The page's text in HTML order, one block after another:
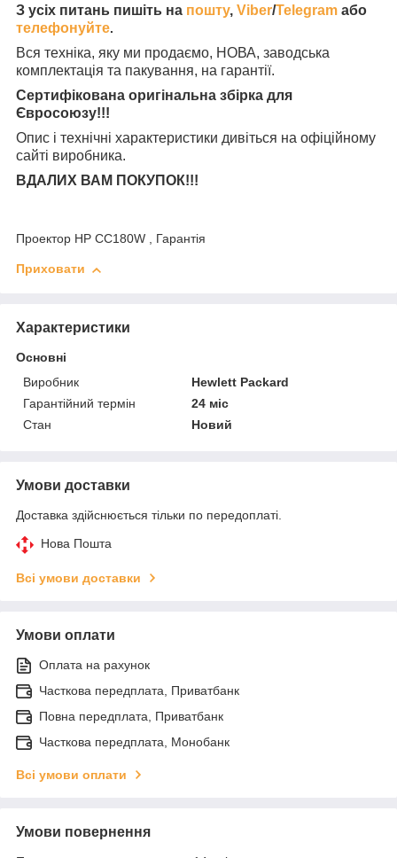
З усіх питань пишіть на пошту, Viber/Telegram або
телефонуйте.
Вся техніка, яку ми продаємо, НОВА, заводська
комплектація та пакування, на гарантії.
Сертифікована оригінальна збірка для
Євросоюзу!!!
Опис і технічні характеристики дивіться на офіційному
сайті виробника.
ВДАЛИХ ВАМ ПОКУПОК!!!
Проектор HP CC180W , Гарантія
Приховати
Характеристики
Основні
Виробник
Hewlett Packard
Гарантійний термін
24 міс
Стан
Новий
Умови доставки
Доставка здійснюється тільки по передоплаті.
Нова Пошта
Всі умови доставки
Умови оплати
Оплата на рахунок
Часткова передплата, Приватбанк
Повна передплата, Приватбанк
Часткова передплата, Монобанк
Всі умови оплати
Умови повернення